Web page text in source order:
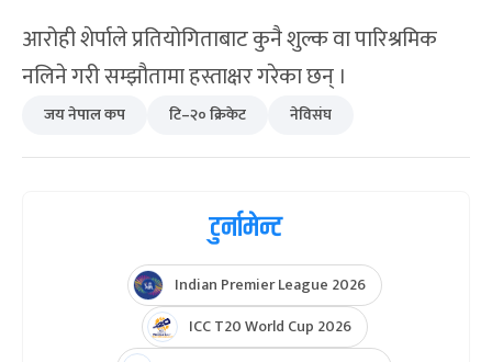
आरोही शेर्पाले प्रतियोगिताबाट कुनै शुल्क वा पारिश्रमिक
नलिने गरी सम्झौतामा हस्ताक्षर गरेका छन् ।
जय नेपाल कप टि–२० क्रिकेट नेविसंघ
टुर्नामेन्ट
Indian Premier League 2026
ICC T20 World Cup 2026